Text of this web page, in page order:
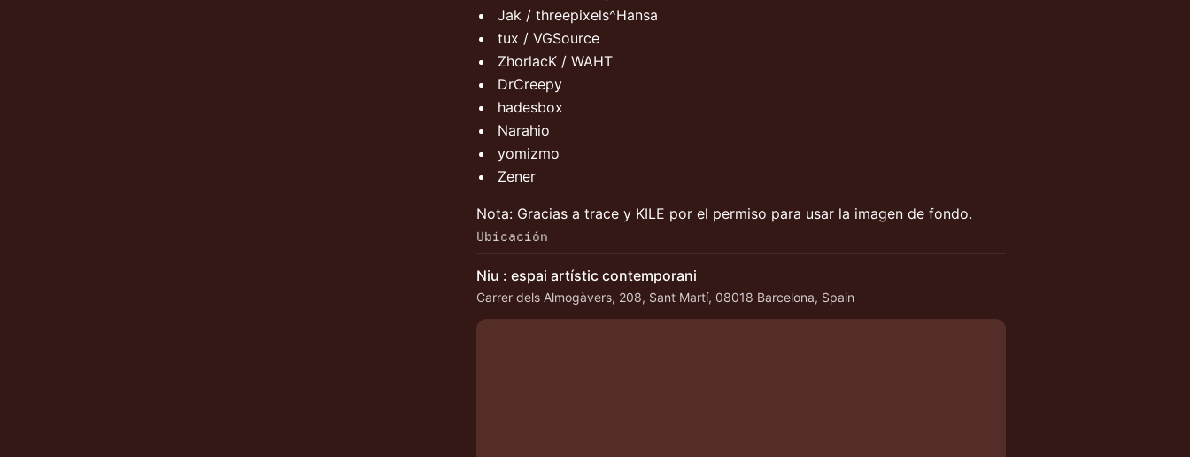
Jak / threepixels^Hansa
tux / VGSource
ZhorlacK / WAHT
DrCreepy
hadesbox
Narahio
yomizmo
Zener
Nota: Gracias a trace y KILE por el permiso para usar la imagen de fondo.
Ubicación
Niu : espai artístic contemporani
Carrer dels Almogàvers, 208, Sant Martí, 08018 Barcelona, Spain